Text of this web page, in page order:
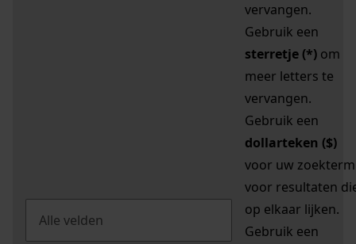
vervangen.
Gebruik een
sterretje (*) om
meer letters te
vervangen.
Gebruik een
dollarteken ($)
voor uw zoekterm
voor resultaten
op elkaar lijken.
Gebruik een